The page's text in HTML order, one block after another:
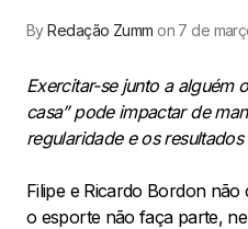
ByRedação Zumm on 7 de
Exercitar-se junto a alguém
casa” pode impactar de
regularidade e os
Filipe e Ricardo Bordon
o esporte não faça parte,